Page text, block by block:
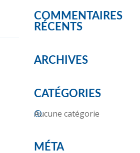
COMMENTAIRES
RÉCENTS
ARCHIVES
CATÉGORIES
Aucune catégorie
MÉTA